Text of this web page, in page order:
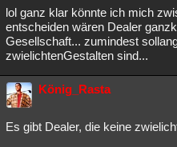
Astronomie Helpdesk
Musik Clash
Übersichten
Besucht
Lesenswert
lol ganz klar könnte ich mich
entscheiden wären Dealer
Gesellschaft... zumindest
zwielichtenGestalten sind...
König_Rasta
Es gibt Dealer, die keine